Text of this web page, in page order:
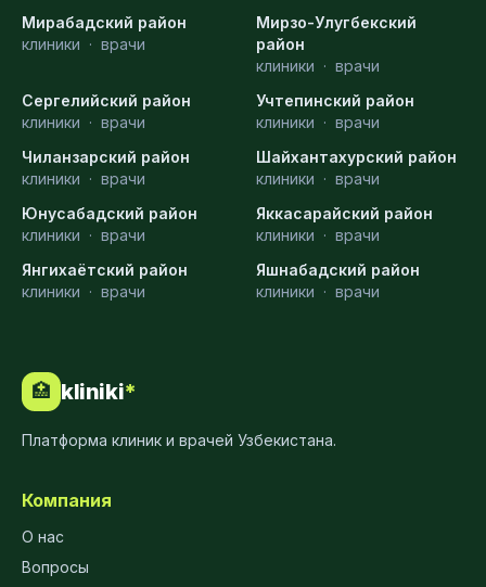
Мирабадский район
клиники · врачи
Мирзо-Улугбекский
район
клиники · врачи
Сергелийский район
клиники · врачи
Учтепинский район
клиники · врачи
Чиланзарский район
клиники · врачи
Шайхантахурский район
клиники · врачи
Юнусабадский район
клиники · врачи
Яккасарайский район
клиники · врачи
Янгихаётский район
клиники · врачи
Яшнабадский район
клиники · врачи
🏥 kliniki*
Платформа клиник и врачей Узбекистана.
Компания
О нас
Вопросы